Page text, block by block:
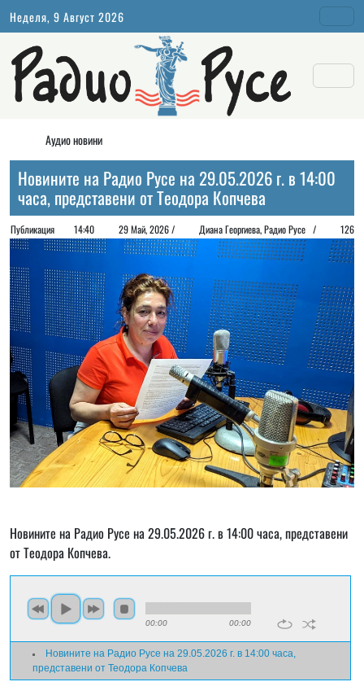
Неделя, 9 Август 2026
Аудио новини
Новините на Радио Русе на 29.05.2026 г. в 14:00
часа, представени от Теодора Копчева
Публикация 14:40 29 Май, 2026 / Диана Георгиeва, Радио Русе / 126
Новините на Радио Русе на 29.05.2026 г. в 14:00 часа, представени
от Теодора Копчева.
00:00 00:00
Новините на Радио Русе на 29.05.2026 г. в 14:00 часа,
представени от Теодора Копчева